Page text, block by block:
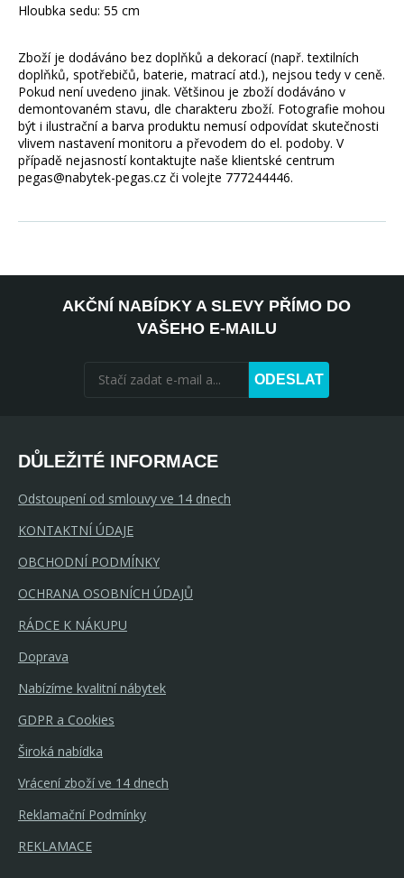
Hloubka sedu: 55 cm
Zboží je dodáváno bez doplňků a dekorací (např. textilních
doplňků, spotřebičů, baterie, matrací atd.), nejsou tedy v ceně.
Pokud není uvedeno jinak. Většinou je zboží dodáváno v
demontovaném stavu, dle charakteru zboží. Fotografie mohou
být i ilustrační a barva produktu nemusí odpovídat skutečnosti
vlivem nastavení monitoru a převodem do el. podoby. V
případě nejasností kontaktujte naše klientské centrum
pegas@nabytek-pegas.cz či volejte 777244446.
AKČNÍ NABÍDKY A SLEVY PŘÍMO DO
VAŠEHO E-MAILU
ODESLAT
DŮLEŽITÉ INFORMACE
Odstoupení od smlouvy ve 14 dnech
KONTAKTNÍ ÚDAJE
OBCHODNÍ PODMÍNKY
OCHRANA OSOBNÍCH ÚDAJŮ
RÁDCE K NÁKUPU
Doprava
Nabízíme kvalitní nábytek
GDPR a Cookies
Široká nabídka
Vrácení zboží ve 14 dnech
Reklamační Podmínky
REKLAMACE